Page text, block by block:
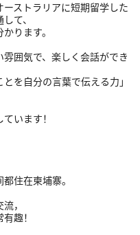
ストラリアに短期留学した
て、
ります。
囲気で、楽しく会話ができ
を自分の言葉で伝える力」
います！
住在柬埔寨。
，
趣！